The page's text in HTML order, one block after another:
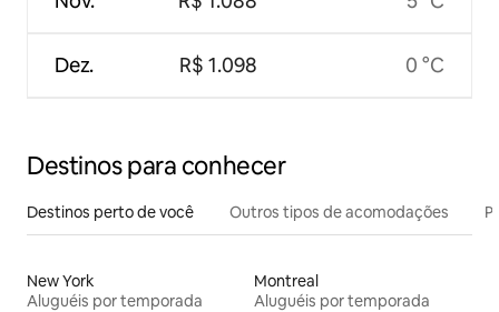
Dez. R$ 1.098 0 °C
Destinos para conhecer
Destinos perto de você Outros tipos de acomodações
New York
Aluguéis por temporada
Montreal
Aluguéis por temporada